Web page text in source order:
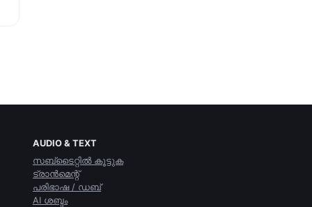
AUDIO & TEXT
സബ്ടൈറ്റില്‍ കൂട്ടുക
ട്രാന്‍മെന്റ്
പരിഭാഷ / ഡബ്
AI ശബ്ദം